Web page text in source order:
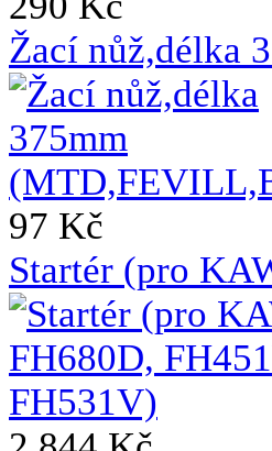
Žací nůž,délka
97 Kč
Startér (pro